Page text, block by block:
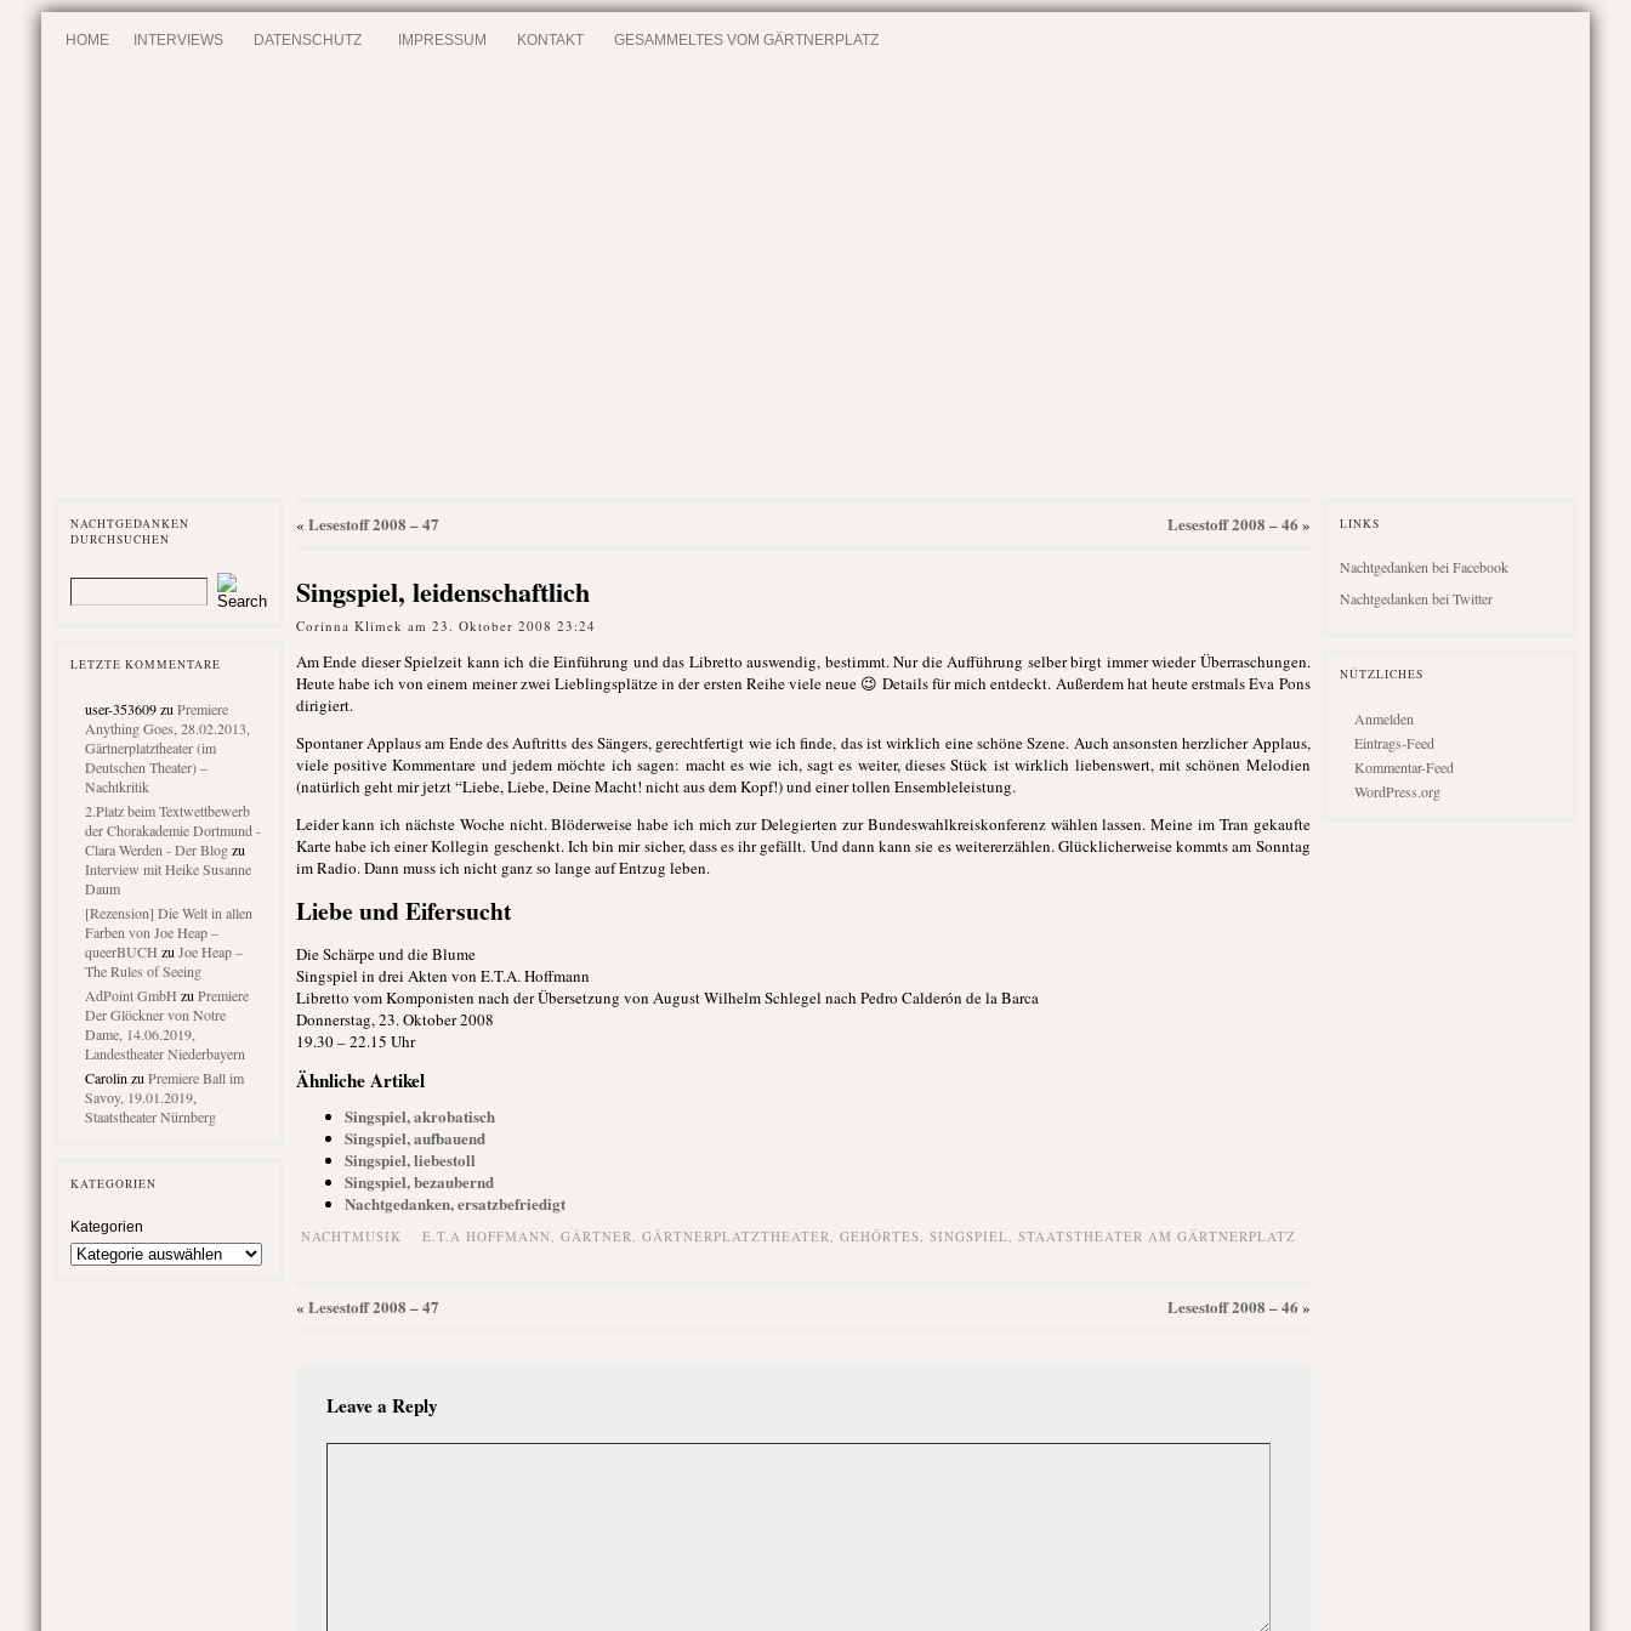
HOME INTERVIEWS DATENSCHUTZ IMPRESSUM KONTAKT GESAMMELTES VOM GÄRTNERPLATZ
NACHTGEDANKEN
DURCHSUCHEN
LETZTE KOMMENTARE
user-353609zu Premiere
Anything Goes, 28.02.2013,
Gärtnerplatztheater (im
Deutschen Theater) –
Nachtkritik
2.Platz beim Textwettbewerb
der Chorakademie Dortmund -
Clara Werden - Der Blogzu
Interview mit Heike Susanne
Daum
[Rezension] Die Welt in allen
Farben von Joe Heap –
queerBUCH zu Joe Heap –
The Rules of Seeing
AdPoint GmbH zu Premiere
Der Glöckner von Notre
Dame, 14.06.2019,
Landestheater Niederbayern
Carolin zu Premiere Ball im
Savoy, 19.01.2019,
Staatstheater Nürnberg
KATEGORIEN
Kategorien
« Lesestoff 2008 – 47 Lesestoff 2008 – 46 »
Singspiel, leidenschaftlich
Corinna Klimek am 23. Oktober 2008 23:24
Am Ende dieser Spielzeit kann ich die Einführung und das Libretto auswendig, bestimmt. Nur die Aufführung selber birgt immer wieder Überraschungen.
Heute habe ich von einem meiner zwei Lieblingsplätze in der ersten Reihe viele neue 😉 Details für mich entdeckt. Außerdem hat heute erstmals Eva Pons
dirigiert.
Spontaner Applaus am Ende des Auftritts des Sängers, gerechtfertigt wie ich finde, das ist wirklich eine schöne Szene. Auch ansonsten herzlicher Applaus,
viele positive Kommentare und jedem möchte ich sagen: macht es wie ich, sagt es weiter, dieses Stück ist wirklich liebenswert, mit schönen Melodien
(natürlich geht mir jetzt “Liebe, Liebe, Deine Macht! nicht aus dem Kopf!) und einer tollen Ensembleleistung.
Leider kann ich nächste Woche nicht. Blöderweise habe ich mich zur Delegierten zur Bundeswahlkreiskonferenz wählen lassen. Meine im Tran gekaufte
Karte habe ich einer Kollegin geschenkt. Ich bin mir sicher, dass es ihr gefällt. Und dann kann sie es weitererzählen. Glücklicherweise kommts am Sonntag
im Radio. Dann muss ich nicht ganz so lange auf Entzug leben.
Liebe und Eifersucht
Die Schärpe und die Blume
Singspiel in drei Akten von E.T.A. Hoffmann
Libretto vom Komponisten nach der Übersetzung von August Wilhelm Schlegel nach Pedro Calderón de la Barca
Donnerstag, 23. Oktober 2008
19.30 – 22.15 Uhr
Ähnliche Artikel
Singspiel, akrobatisch
Singspiel, aufbauend
Singspiel, liebestoll
Singspiel, bezaubernd
Nachtgedanken, ersatzbefriedigt
NACHTMUSIK E.T.A HOFFMANN, GÄRTNER, GÄRTNERPLATZTHEATER, GEHÖRTES, SINGSPIEL, STAATSTHEATER AM GÄRTNERPLATZ
« Lesestoff 2008 – 47 Lesestoff 2008 – 46 »
Leave a Reply
LINKS
Nachtgedanken bei Facebook
Nachtgedanken bei Twitter
NÜTZLICHES
Anmelden
Eintrags-Feed
Kommentar-Feed
WordPress.org